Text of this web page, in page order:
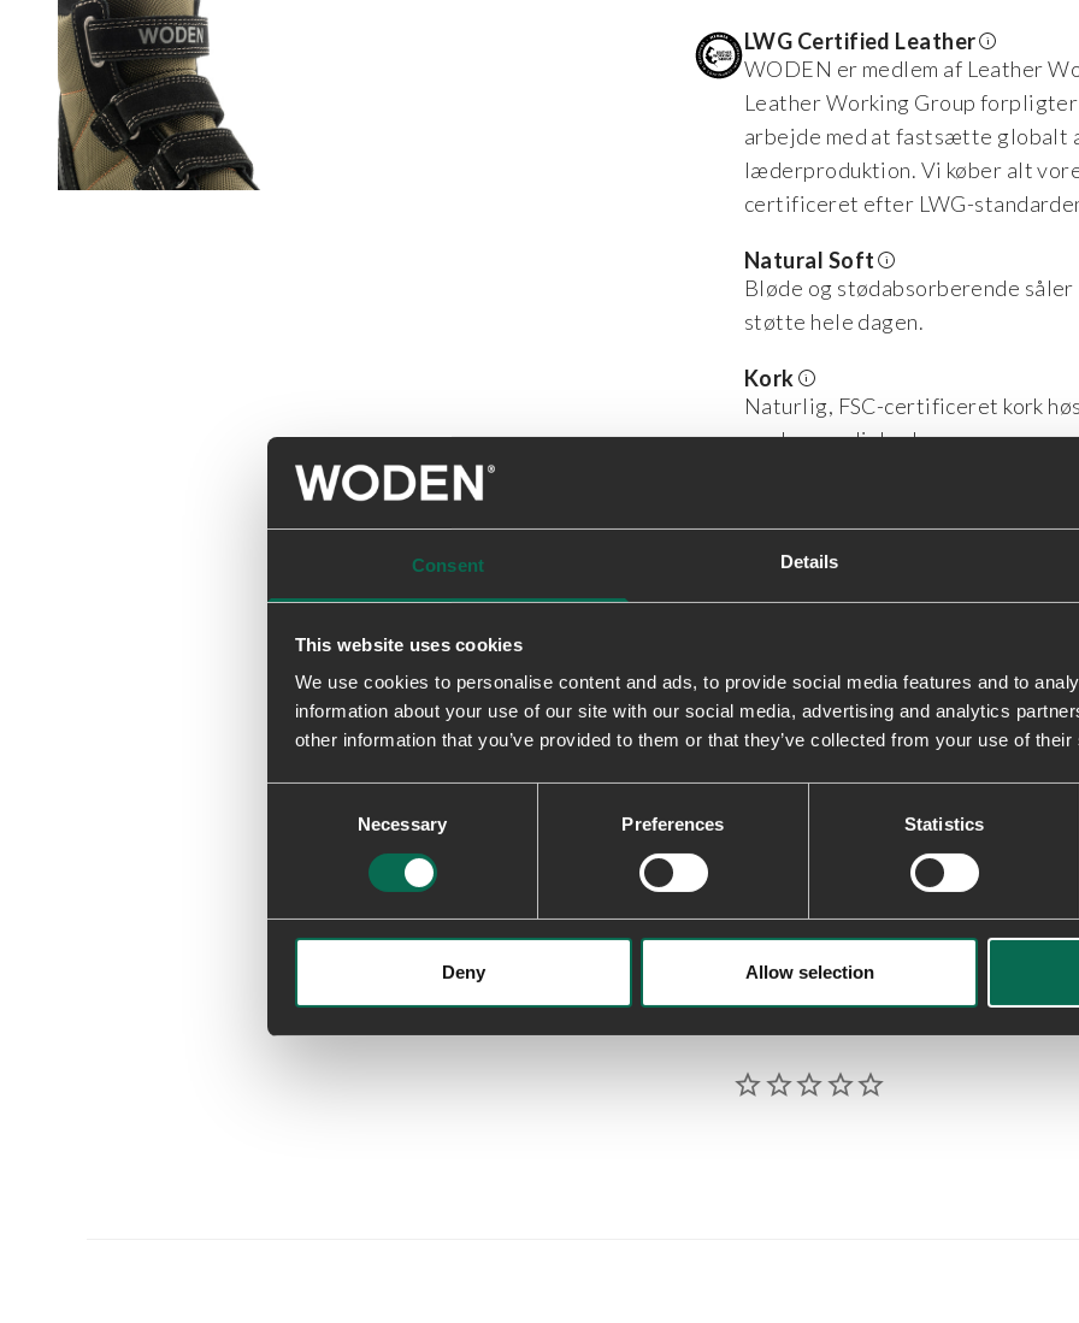
Consent Details
This website uses cookies
We use cookies to personalise content and ads, to provide social media features and to
information about your use of our site with our social media, advertising and analytics
other information that you’ve provided to them or that they’ve collected from your use of
Necessary Preferences Statistics
Deny Allow selection
LWG Certified Leather
WODEN er medlem af Leather
Leather Working Group
arbejde med at fastsætte globalt
læderproduktion. Vi køber alt
certificeret efter LWG-
Natural Soft
Bløde og stødabsorberende
støtte hele dagen.
Kork
Naturlig, FSC-certificeret kork
med ansvarlighed.
Foret med blød, isolerende pels,
koldeste dage.
Tag hvert skridt med selvtillid -
underlag.
Recycled Materials
Fremstillet med
10% genbrugsgummi, og
Levering & returnering